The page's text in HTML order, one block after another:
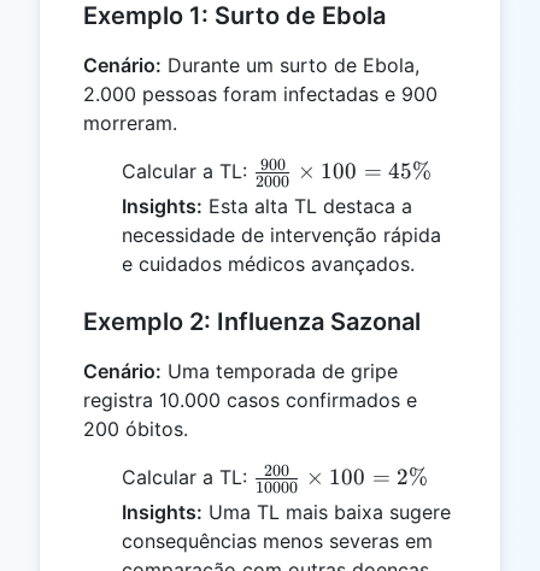
Exemplo 1: Surto de Ebola
Cenário: Durante um surto de Ebola,
2.000 pessoas foram infectadas e 900
morreram.
Calcular a TL: \frac{900}
{2000}
\times 100
= 45\%
2000
900 × 100 = 45%
Insights: Esta alta TL destaca a
necessidade de intervenção rápida
e cuidados médicos avançados.
Exemplo 2: Influenza Sazonal
Cenário: Uma temporada de gripe
registra 10.000 casos confirmados e
200 óbitos.
Calcular a TL: \frac{200}
{10000}
\times 100
= 2\%
10000
200 × 100 = 2%
Insights: Uma TL mais baixa sugere
consequências menos severas em